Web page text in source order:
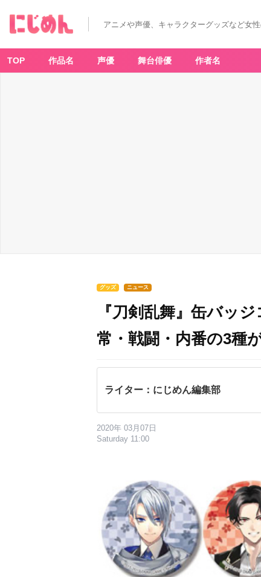
アニメや声優、キャラクターグッズなど女
TOP 作品名 声優 舞台俳優 作者名
グッズ ニュース
『刀剣乱舞』缶バッ
常・戦闘・内番の3種
ライター：にじめん編集部
2020年 03月07日
Saturday 11:00